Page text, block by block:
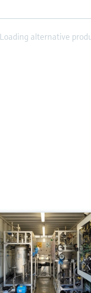
Loading alternative